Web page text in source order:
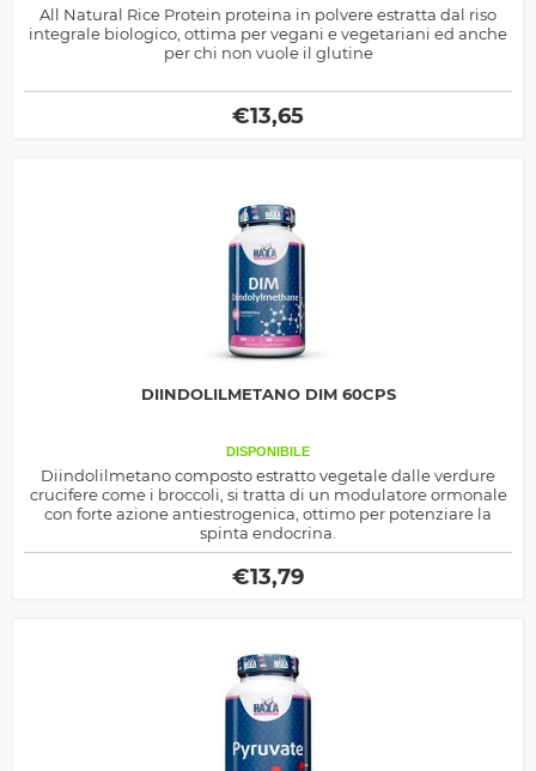
All Natural Rice Protein proteina in polvere estratta dal riso
integrale biologico, ottima per vegani e vegetariani ed anche
per chi non vuole il glutine
€13,65
DIINDOLILMETANO DIM 60CPS
DISPONIBILE
Diindolilmetano composto estratto vegetale dalle verdure
crucifere come i broccoli, si tratta di un modulatore ormonale
con forte azione antiestrogenica, ottimo per potenziare la
spinta endocrina.
€13,79